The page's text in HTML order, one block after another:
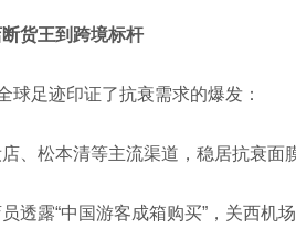
货王到跨境标杆
球足迹印证了抗衰需求的爆发：
、松本清等主流渠道，稳居抗衰面
透露“中国游客成箱购买”，关西机